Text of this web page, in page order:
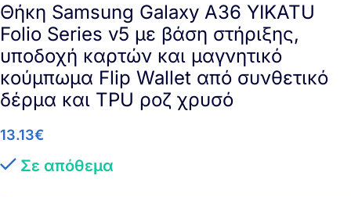
Θήκη Samsung Galaxy A36 YIKATU
Folio Series v5 με βάση στήριξης,
υποδοχή καρτών και μαγνητικό
κούμπωμα Flip Wallet από συνθετικό
δέρμα και TPU ροζ χρυσό
13.13€
Σε απόθεμα